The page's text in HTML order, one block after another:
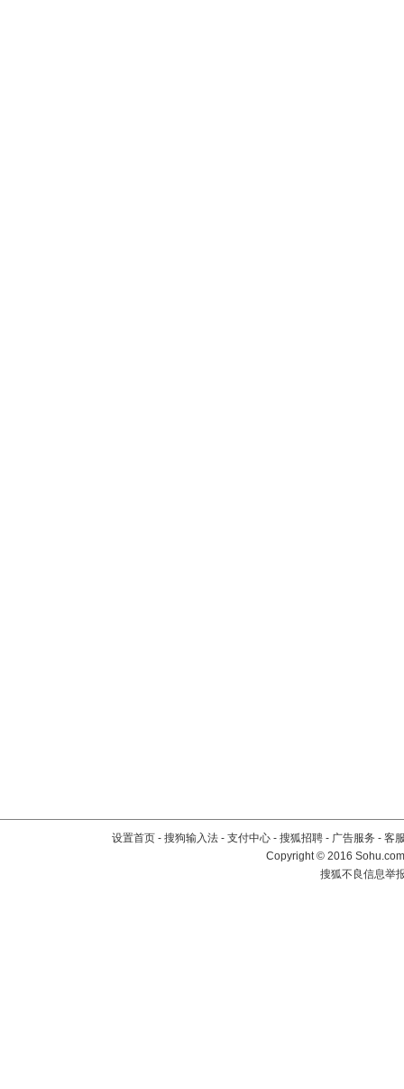
设置首页 - 搜狗输入法 - 支付中心 - 搜狐招聘 - 广告服务 - 客
Copyright©2016
搜狐不良信息举